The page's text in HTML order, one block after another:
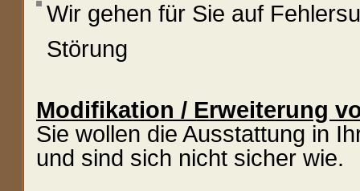
Wir gehen für Sie auf
Störung
Modifikation / Erweiterung
Sie wollen die Ausstattung in
und sind sich nicht sicher wie.